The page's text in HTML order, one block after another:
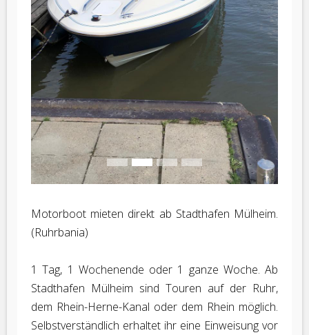
Vorherige Nächste
Motorboot mieten direkt ab Stadthafen Mülheim.
(Ruhrbania)
1 Tag, 1 Wochenende oder 1 ganze Woche. Ab
Stadthafen Mülheim sind Touren auf der Ruhr,
dem Rhein-Herne-Kanal oder dem Rhein möglich.
Selbstverständlich erhaltet ihr eine Einweisung vor